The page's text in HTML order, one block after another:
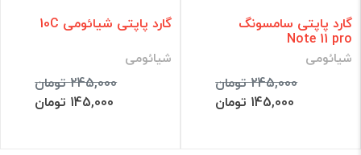
گارد پاپتی سامسونگ
Note 11 pro
شیائومی
245,000 تومان
145,000 تومان
گارد پاپتی شیائومی 10C
شیائومی
245,000 تومان
145,000 تومان